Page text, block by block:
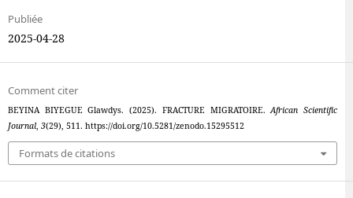
Publiée
2025-04-28
Comment citer
BEYINA BIYEGUE Glawdys. (2025). FRACTURE MIGRATOIRE.African Scientific
Journal, 3(29), 511. https://doi.org/10.5281/zenodo.15295512
Formats de citations